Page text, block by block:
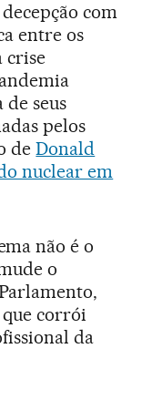
com
entre os
crise
de seus
pelos
deDonald
nuclear em
não é o
o
que corrói
da